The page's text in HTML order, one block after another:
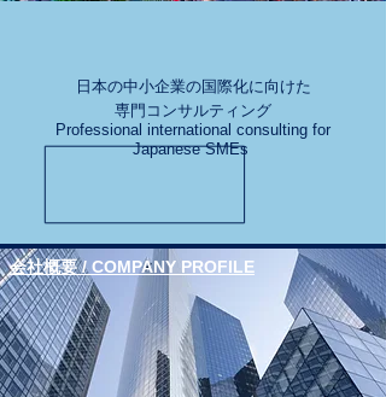
​日本の中小企業の国際化に向けた
専門コンサルティング
Professional international consulting for
Japanese SMEs
​会社概要 / COMPANY PROFILE